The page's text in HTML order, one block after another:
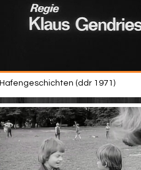
Hafengeschichten (ddr 1971)